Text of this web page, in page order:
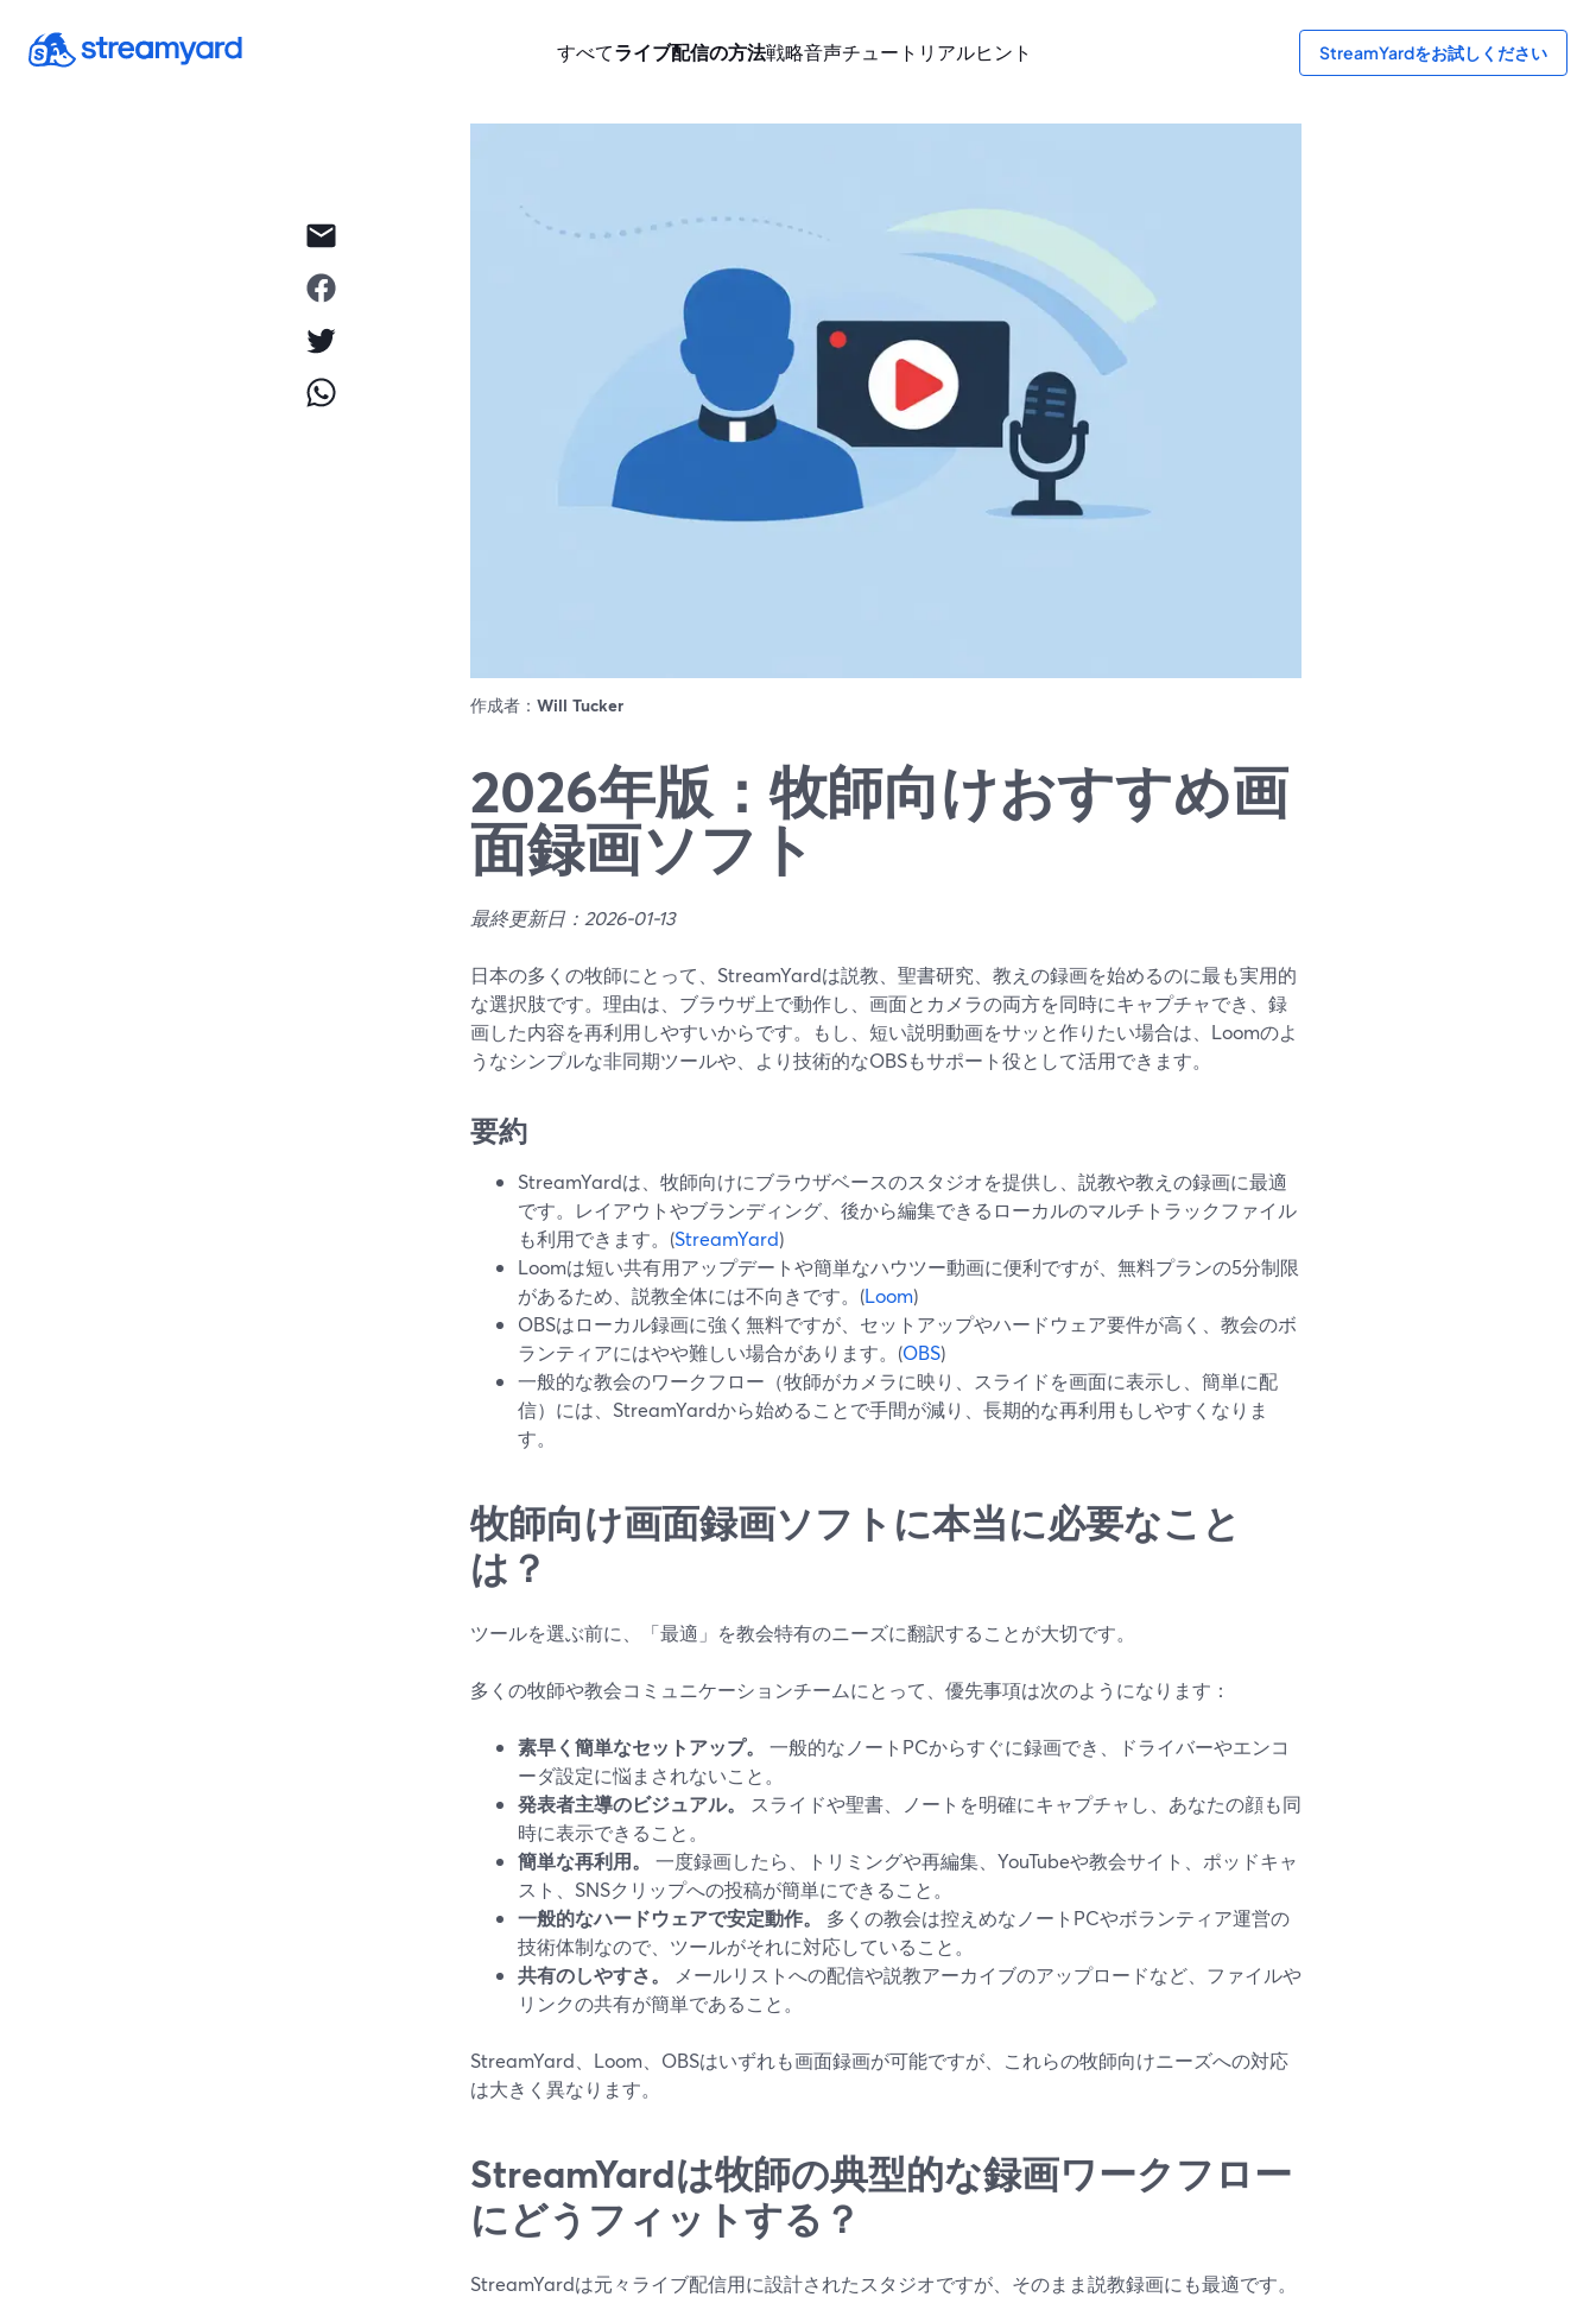
すべてライブ配信の方法戦略音声チュートリアルヒント StreamYardをお試しください
作成者： Will Tucker
2026年版：牧師向けおすすめ画
面録画ソフト
最終更新日：2026-01-13
日本の多くの牧師にとって、StreamYardは説教、聖書研究、教えの録画を始めるのに最も実用的
な選択肢です。理由は、ブラウザ上で動作し、画面とカメラの両方を同時にキャプチャでき、録
画した内容を再利用しやすいからです。もし、短い説明動画をサッと作りたい場合は、Loomのよ
うなシンプルな非同期ツールや、より技術的なOBSもサポート役として活用できます。
要約
StreamYardは、牧師向けにブラウザベースのスタジオを提供し、説教や教えの録画に最適
です。レイアウトやブランディング、後から編集できるローカルのマルチトラックファイル
も利用できます。(StreamYard)
Loomは短い共有用アップデートや簡単なハウツー動画に便利ですが、無料プランの5分制限
があるため、説教全体には不向きです。(Loom)
OBSはローカル録画に強く無料ですが、セットアップやハードウェア要件が高く、教会のボ
ランティアにはやや難しい場合があります。(OBS)
一般的な教会のワークフロー（牧師がカメラに映り、スライドを画面に表示し、簡単に配
信）には、StreamYardから始めることで手間が減り、長期的な再利用もしやすくなりま
す。
牧師向け画面録画ソフトに本当に必要なこと
は？
ツールを選ぶ前に、「最適」を教会特有のニーズに翻訳することが大切です。
多くの牧師や教会コミュニケーションチームにとって、優先事項は次のようになります：
素早く簡単なセットアップ。
一般的なノートPCからすぐに録画でき、ドライバーやエンコ
ーダ設定に悩まされないこと。
発表者主導のビジュアル。
スライドや聖書、ノートを明確にキャプチャし、あなたの顔も同
時に表示できること。
簡単な再利用。
一度録画したら、トリミングや再編集、YouTubeや教会サイト、ポッドキャ
スト、SNSクリップへの投稿が簡単にできること。
一般的なハードウェアで安定動作。
多くの教会は控えめなノートPCやボランティア運営の
技術体制なので、ツールがそれに対応していること。
共有のしやすさ。
メールリストへの配信や説教アーカイブのアップロードなど、ファイルや
リンクの共有が簡単であること。
StreamYard、Loom、OBSはいずれも画面録画が可能ですが、これらの牧師向けニーズへの対応
は大きく異なります。
StreamYardは牧師の典型的な録画ワークフロー
にどうフィットする？
StreamYardは元々ライブ配信用に設計されたスタジオですが、そのまま説教録画にも最適です。